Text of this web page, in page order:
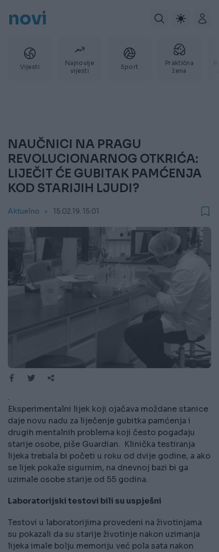
novi
Vijesti
Najnovije
vijesti
Sport
Praktična
žena
NAUČNICI NA PRAGU
REVOLUCIONARNOG OTKRIĆA:
LIJEČIT ĆE GUBITAK PAMĆENJA
KOD STARIJIH LJUDI?
Aktuelno 15.02.19. 15:01
.
Eksperimentalni lijek koji ojačava moždane stanice
daje novu nadu za liječenje gubitka pamćenja i
drugih mentalnih problema koji često pogađaju
starije osobe, piše Guardian. Klinička testiranja
lijeka trebala bi početi u roku od dvije godine, a ako
se lijek pokaže sigurnim, na dnevnoj bazi bi ga
uzimale osobe starije od 55 godina.
Laboratorijski testovi bili su uspješni
Testovi u laboratorijima provedeni na životinjama
su pokazali da su starije životinje nakon uzimanja
lijeka imale bolju memoriju već pola sata nakon